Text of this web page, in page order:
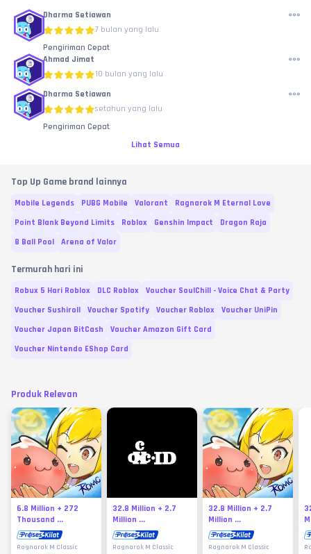
Dharma Setiawan
7 bulan yang lalu
Pengiriman Cepat
Ahmad Jimat
10 bulan yang lalu
Dharma Setiawan
setahun yang lalu
Pengiriman Cepat
Lihat Semua
Top Up Game brand lainnya
Mobile Legends PUBG Mobile Valorant
Ragnarok M Eternal Love
Point Blank Beyond Limits
Roblox Genshin Impact
Dragon Raja
8 Ball Pool
Arena of Valor
Termurah hari ini
Robux 5 Hari Roblox DLC Roblox
Voucher SoulChill - Voice Chat & Party
Voucher Sushiroll
Voucher Spotify Voucher Roblox
Voucher UniPin
Voucher Japan BitCash
Voucher Amazon Gift Card
Voucher Nintendo EShop Card
Produk Relevan
6.8 Million + 272
Thousand ...
Ragnarok M Classic
32.8 Million + 2.7
Million ...
Ragnarok M Classic
32.8 Million + 2.7
Million ...
Ragnarok M Classic